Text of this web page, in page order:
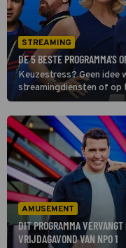
STREAMING
DE 5 BESTE PROGRAMMA'S
Keuzestress? Geen idee
streamingdiensten of
sowieso de week door.
AMUSEMENT
DIT PROGRAMMA
VRIJDAGAVOND VAN NPO 1